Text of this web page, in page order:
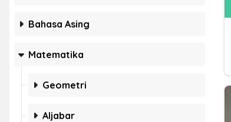
Bahasa Asing
Matematika
Geometri
Aljabar